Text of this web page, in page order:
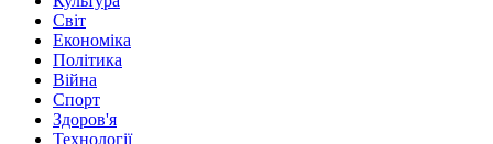
Світ
Економіка
Політика
Війна
Спорт
Здоров'я
Технології